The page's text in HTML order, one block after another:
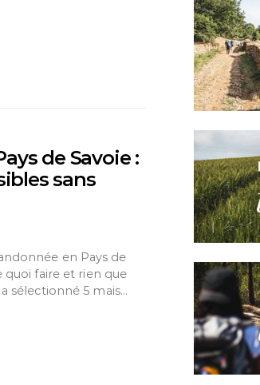
de Savoie :
sans
en Pays de
quoi faire et rien que
sélectionné 5 mais…